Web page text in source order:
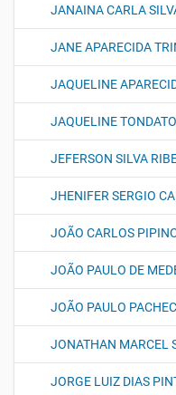
JANAINA CARLA
JANE APARECIDA
JAQUELINE
JAQUELINE
JEFERSON SILVA
JHENIFER SERGIO
JOÃO CARLOS
JOÃO PAULO DE
JOÃO PAULO
JONATHAN MARCEL
JORGE LUIZ DIAS